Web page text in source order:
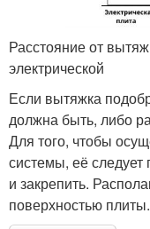
Расстояние от
электрической
Если вытяжка
должна быть, либо
Для того, чтобы
системы, её следует
и закрепить.
поверхностью плиты.